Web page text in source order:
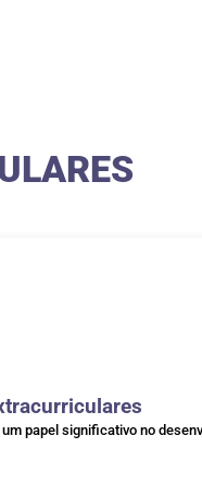
papel significativo no